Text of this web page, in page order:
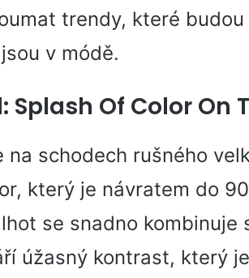
trendy, které
v módě.
Splash Of Color On
schodech rušného
který je návratem do
se snadno kombinuje
úžasný kontrast, který